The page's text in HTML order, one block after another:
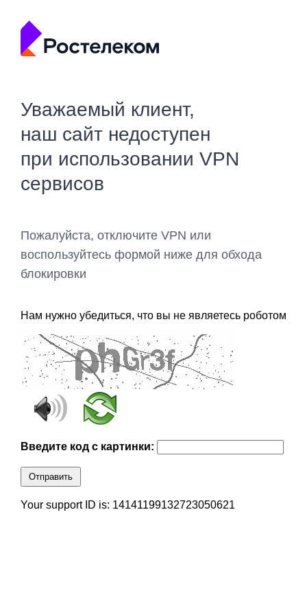
Уважаемый клиент,
наш сайт недоступен
при использовании VPN
сервисов
Пожалуйста, отключите VPN или
воспользуйтесь формой ниже для обхода
блокировки
Нам нужно убедиться, что вы не являетесь роботом
Введите код с картинки:
Отправить
Your support ID is: 14141199132723050621